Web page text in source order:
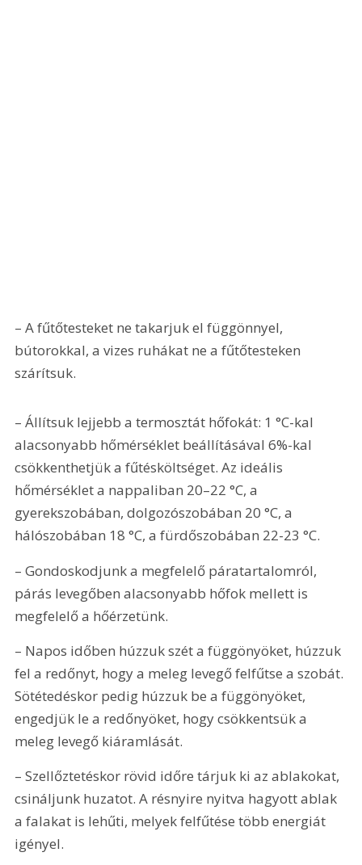
– A fűtőtesteket ne takarjuk el függönnyel,
bútorokkal, a vizes ruhákat ne a fűtőtesteken
szárítsuk.
– Állítsuk lejjebb a termosztát hőfokát: 1 °C-kal
alacsonyabb hőmérséklet beállításával 6%-kal
csökkenthetjük a fűtésköltséget. Az ideális
hőmérséklet a nappaliban 20–22 °C, a
gyerekszobában, dolgozószobában 20 °C, a
hálószobában 18 °C, a fürdőszobában 22-23 °C.
– Gondoskodjunk a megfelelő páratartalomról,
párás levegőben alacsonyabb hőfok mellett is
megfelelő a hőérzetünk.
– Napos időben húzzuk szét a függönyöket, húzzuk
fel a redőnyt, hogy a meleg levegő felfűtse a szobát.
Sötétedéskor pedig húzzuk be a függönyöket,
engedjük le a redőnyöket, hogy csökkentsük a
meleg levegő kiáramlását.
– Szellőztetéskor rövid időre tárjuk ki az ablakokat,
csináljunk huzatot. A résnyire nyitva hagyott ablak
a falakat is lehűti, melyek felfűtése több energiát
igényel.